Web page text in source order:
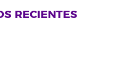
RECIENTES